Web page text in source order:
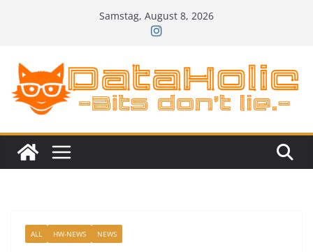
Samstag, August 8, 2026
ALL HW-NEWS NEWS